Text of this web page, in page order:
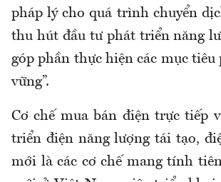
pháp lý cho quá trình chuyển
thu hút đầu tư phát triển năng
góp phần thực hiện các mục
vững”.
Cơ chế mua bán điện trực tiếp
triển điện năng lượng tái tạo,
mới là các cơ chế mang tính